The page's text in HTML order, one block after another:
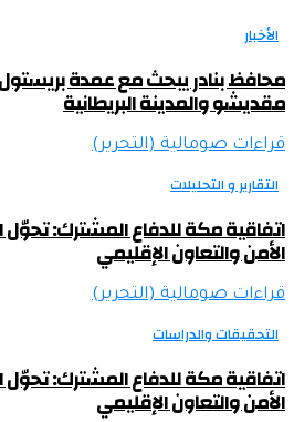
الأخبار
محافظ بنادر يبحث مع عمدة بريستول
مقديشو والمدينة البريطانية
قراءات صومالية (التحرير)
التقارير و التحليلات
اتفاقية مكة للدفاع المشترك:
الأمن والتعاون الإقليمي
قراءات صومالية (التحرير)
التحقيقات والدراسات
اتفاقية مكة للدفاع المشترك:
الأمن والتعاون الإقليمي